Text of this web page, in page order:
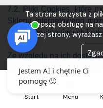
Ta strona korzysta z
najlepszą obsługę na
naszej strony,
7.2. Pliki Cookies, które
Sklepu internetowego
według następujących
Ze względu na ich
1) własne (tworzone
Start Menu